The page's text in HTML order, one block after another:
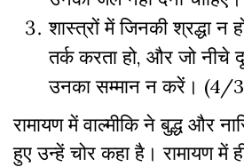
शास्त्रों में जिनकी श्रद्धा न
तर्क करता हो, और जो नीचे
उनका सम्मान न करें। (4/
रामायण में वाल्मीकि ने बुद्ध और
हुए उन्हें चोर कहा है। रामायण में